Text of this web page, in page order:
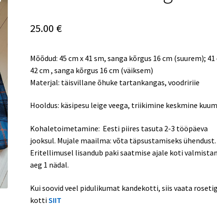
25.00 €
Mõõdud: 45 cm x 41 sm, sanga kõrgus 16 cm (suurem); 41
42 cm , sanga kõrgus 16 cm (väiksem)
Materjal: täisvillane õhuke tartankangas, voodririie
Hooldus: käsipesu leige veega, triikimine keskmine
Kohaletoimetamine: Eesti piires tasuta 2-3 tööpäeva
jooksul. Mujale maailma: võta täpsustamiseks ühendust.
Eritellimusel lisandub paki saatmise ajale koti
aeg 1 nädal.
Kui soovid veel pidulikumat kandekotti, siis vaata
kottiSIIT